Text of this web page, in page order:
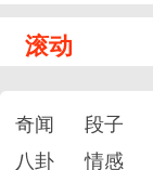
滚动
奇闻 段子
八卦
情感